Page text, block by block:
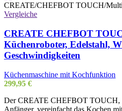
Vergleiche
CREATE CHEFBOT
Küchenroboter, Edelstahl,
Geschwindigkeiten
Küchenmaschine mit Kochfunktion
299,95 €
Der CREATE CHEFBOT TOUCH,
Anfänger, vereinfacht das Kochen